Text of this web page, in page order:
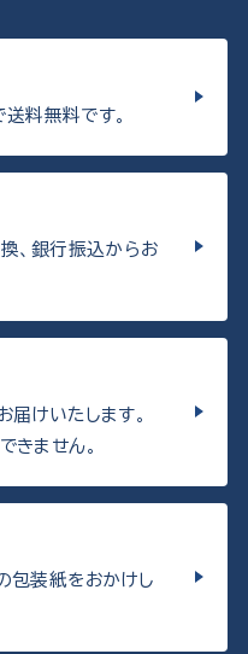
料無料です。
、銀行振込からお
けいたします。
きません。
包装紙をおかけし